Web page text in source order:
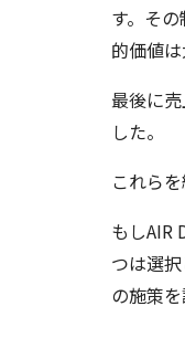
す。そ
的価値
最後に
した。
これら
もしAIR
つは選
の施策